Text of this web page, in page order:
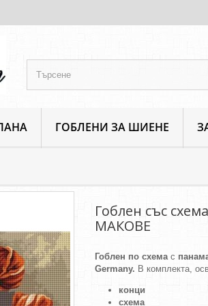
ГОБЛЕНИ ЗА ШИЕНЕ
Гоблен със
МАКОВЕ
Гоблен по схемас
Germany. В комплекта,
конци
схема